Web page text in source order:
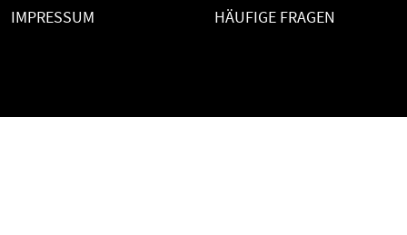
IMPRESSUM HÄUFIGE FRAGEN